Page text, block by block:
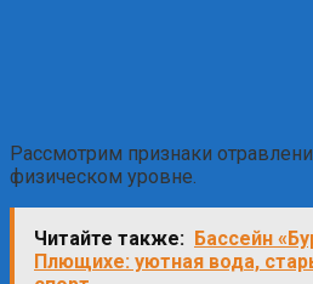
Рассмотрим признаки
физическом уровне.
Читайте также: Бассейн
Плющихе: уютная вода,